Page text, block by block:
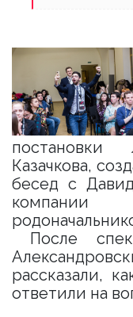
Казачкова,
бесед с
После
рассказали,
ответили на